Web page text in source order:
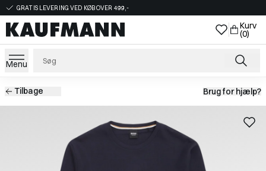
GRATIS LEVERING VED KØB OVER 499,-
Kurv
(0)
Menu
Tilbage Brug for hjælp?